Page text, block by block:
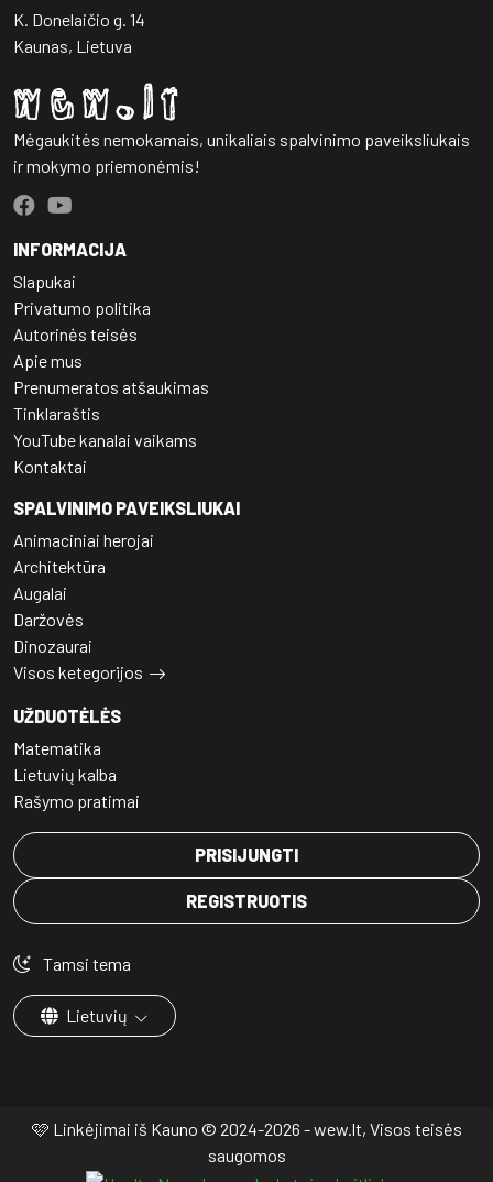
K. Donelaičio g. 14
Kaunas, Lietuva
Mėgaukitės nemokamais, unikaliais spalvinimo paveiksliukais
ir mokymo priemonėmis!
INFORMACIJA
Slapukai
Privatumo politika
Autorinės teisės
Apie mus
Prenumeratos atšaukimas
Tinklaraštis
YouTube kanalai vaikams
Kontaktai
SPALVINIMO PAVEIKSLIUKAI
Animaciniai herojai
Architektūra
Augalai
Daržovės
Dinozaurai
Visos ketegorijos
UŽDUOTĖLĖS
Matematika
Lietuvių kalba
Rašymo pratimai
PRISIJUNGTI
REGISTRUOTIS
Tamsi tema
Lietuvių
🩷 Linkėjimai iš Kauno © 2024-2026 - wew.lt, Visos teisės
saugomos